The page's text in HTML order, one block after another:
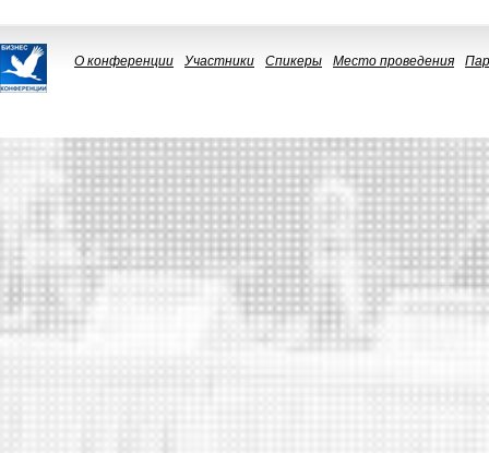
О конференции Участники Спикеры Место проведения